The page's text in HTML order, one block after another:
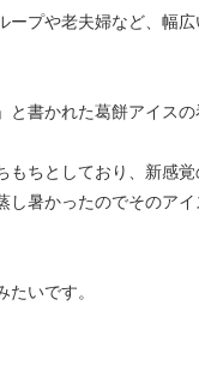
ープや老夫婦など、幅
と書かれた葛餅アイス
もちとしており、新感
し暑かったのでそのア
いです。